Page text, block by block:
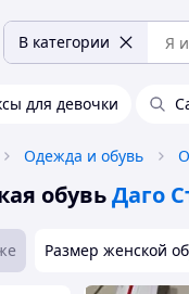
В категории
для девочки
Одежда и обувь
обувьДаго
Размер женской